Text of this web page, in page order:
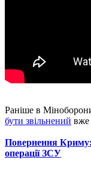
Раніше в
бути звільнений вже
Повернення Криму:
операції ЗСУ